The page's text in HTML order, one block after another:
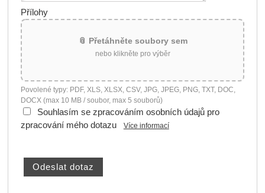
Přílohy
📎 Přetáhněte soubory sem
nebo klikněte pro výběr
Povolené typy: PDF, XLS, XLSX, CSV, JPG, JPEG, PNG, TXT, DOC,
DOCX (max 10 MB / soubor, max 5 souborů)
Souhlasím se zpracováním osobních údajů pro
zpracování mého dotazu
Více informací